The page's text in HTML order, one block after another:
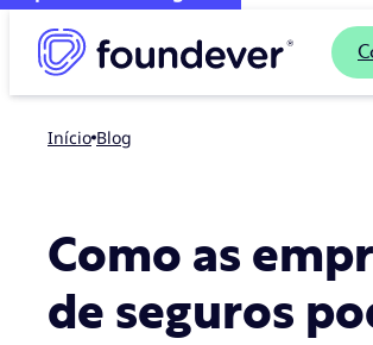
Início blog
Como as
de seguros